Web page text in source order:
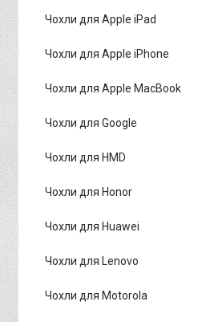
Чохли для Apple iPad
Чохли для Apple iPhone
Чохли для Apple MacBook
Чохли для Google
Чохли для HMD
Чохли для Honor
Чохли для Huawei
Чохли для Lenovo
Чохли для Motorola